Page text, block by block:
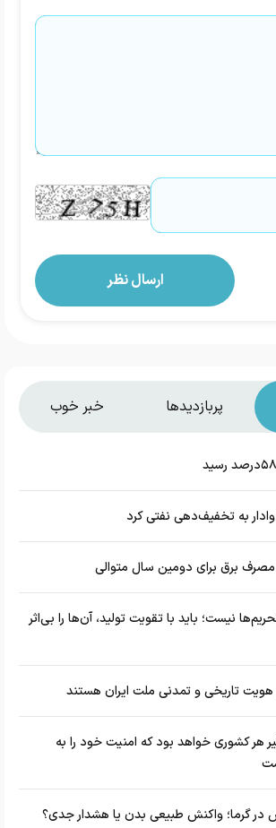
پربازدیدها خبر خوب
به تخفیف‌دهی نفتی کرد
نیست؛ باید با تقویت تولید، آن‌ها را بی‌اثر
هویت تاریخی و تمدنی ملت ایران هستند
هر کشوری خواهد بود که امنیت خود را به
در گرما؛ واکنش طبیعی بدن یا هشدار جدی؟